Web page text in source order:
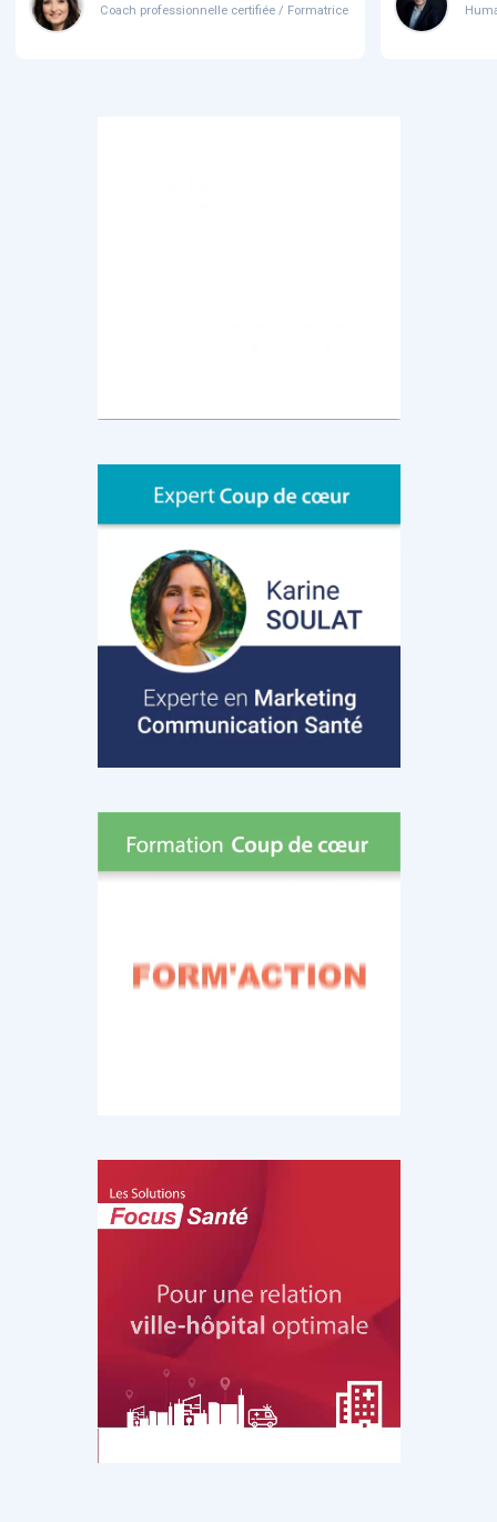
Coach professionnelle certifiée / Formatrice